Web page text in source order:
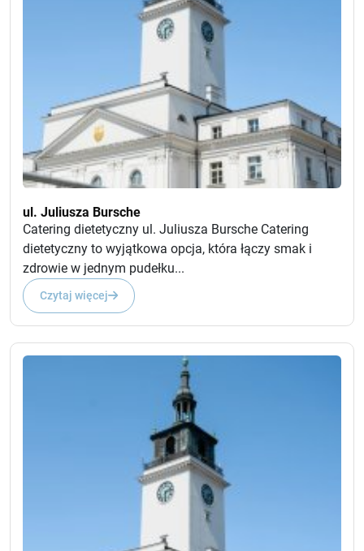
ul. Juliusza Bursche
Catering dietetyczny ul. Juliusza Bursche Catering
dietetyczny to wyjątkowa opcja, która łączy smak i
zdrowie w jednym pudełku...
Czytaj więcej